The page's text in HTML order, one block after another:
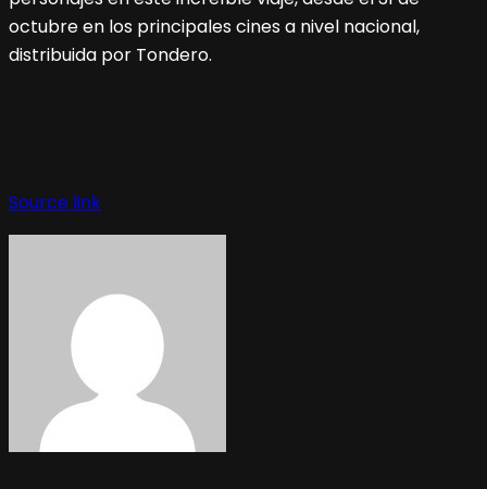
octubre en los principales cines a nivel nacional,
distribuida por Tondero.
de
entradas
Source link